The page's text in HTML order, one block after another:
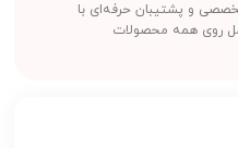
و پشتیبان حرفه‌ای با
روی همه محصولات